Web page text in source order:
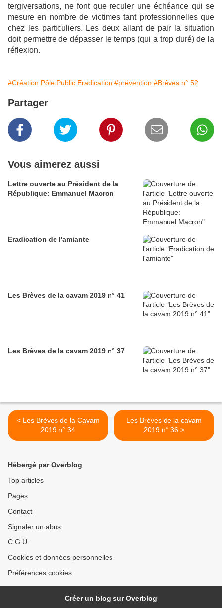
tergiversations, ne font que reculer une échéance qui se
mesure en nombre de victimes tant professionnelles que
chez les particuliers. Les deux allant de pair la situation
doit permettre de dépasser le temps (qui a trop duré) de la
réflexion.
#Création Pôle Public Eradication #prévention #Brèves n° 52
Partager
Vous aimerez aussi
Lettre ouverte au Président de la
République: Emmanuel Macron
Eradication de l'amiante
Les Brèves de la cavam 2019 n° 41
Les Brèves de la cavam 2019 n° 37
< Les Brèves de la Cavam
2019 n° 34
Les Brèves de la cavam
2019 n° 36 >
Hébergé par Overblog
Top articles
Pages
Contact
Signaler un abus
C.G.U.
Cookies et données personnelles
Préférences cookies
Créer un blog sur Overblog